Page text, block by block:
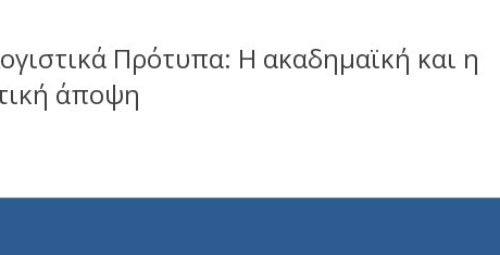
Πρότυπα: H ακαδημαϊκή και η
άποψη